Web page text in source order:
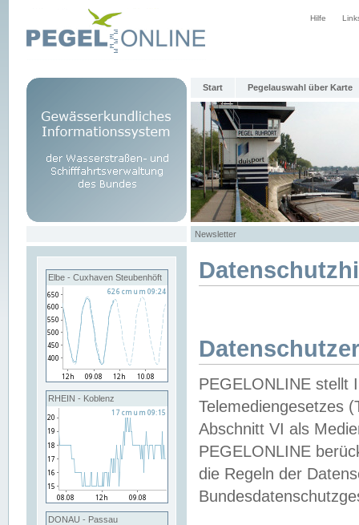
Hilfe
Start Pegelauswahl über Karte
Newsletter
Elbe - Cuxhaven Steubenhöft
RHEIN - Koblenz
DONAU - Passau
PEGELONLINE stellt
Telemediengesetzes
Abschnitt VI als
PEGELONLINE
die Regeln der